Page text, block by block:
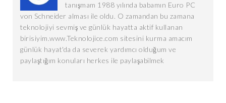
tanışmam 1988 yılında babamın Euro PC
von Schneider alması ile oldu. O zamandan bu zamana
teknolojiyi sevmiş ve günlük hayatta aktif kullanan
birisiyim.www.Teknolojice.com sitesini kurma amacım
günlük hayat'da da severek yardımcı olduğum ve
paylaştığım konuları herkes ile paylaşabilmek